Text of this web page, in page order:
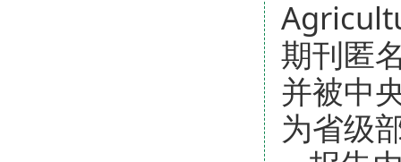
期刊匿
并被中
为省级